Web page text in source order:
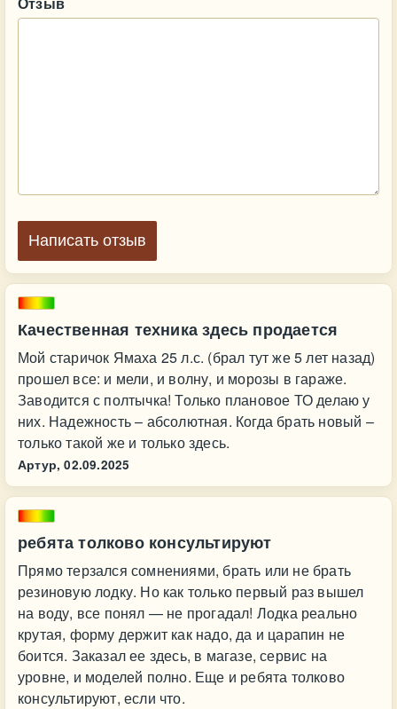
Качественная техника здесь продается
Мой старичок Ямаха 25 л.с. (брал тут же 5 лет назад)
прошел все: и мели, и волну, и морозы в гараже.
Заводится с полтычка! Только плановое ТО делаю у
них. Надежность – абсолютная. Когда брать новый –
только такой же и только здесь.
Артур, 02.09.2025
ребята толково консультируют
Прямо терзался сомнениями, брать или не брать
резиновую лодку. Но как только первый раз вышел
на воду, все понял — не прогадал! Лодка реально
крутая, форму держит как надо, да и царапин не
боится. Заказал ее здесь, в магазе, сервис на
уровне, и моделей полно. Еще и ребята толково
консультируют, если что.
Написать отзыв